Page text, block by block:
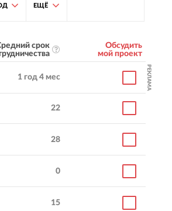
ЕЩЁ
срок
Обсудить
мой проект
1 год 4 мес РЕКЛАМА
22
28
0
15